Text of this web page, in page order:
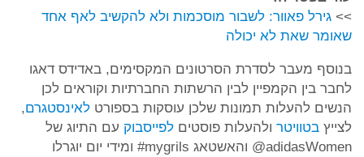
>> גירל פאוור: לשבור מוסכמות ולא להקשיב לאף אחד
שאומר שאת לא יכולה
בנוסף מעבר לסדרת הסרטונים המקסימים, באדידס דאגו
לחבר בין הקמפיין לבין הרשתות החברתיות וקוראים לכן
הנשים להעלות תמונות שלכן עוסקות בספורט לאינסטגרם,
לצייץ בטוויטר ולהעלות פוסטים לפייסבוק עם התיוג של
adidasWomen@ והאשטאג mygrils# ומידי יום יוגרלו